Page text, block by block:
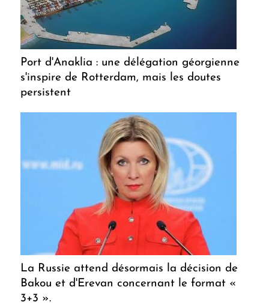
Port d'Anaklia : une délégation géorgienne
s'inspire de Rotterdam, mais les doutes
persistent
La Russie attend désormais la décision de
Bakou et d'Erevan concernant le format «
3+3 ».